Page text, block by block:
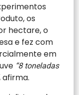
os
hectare, o
e fez com
em
“8 toneladas
afirma.